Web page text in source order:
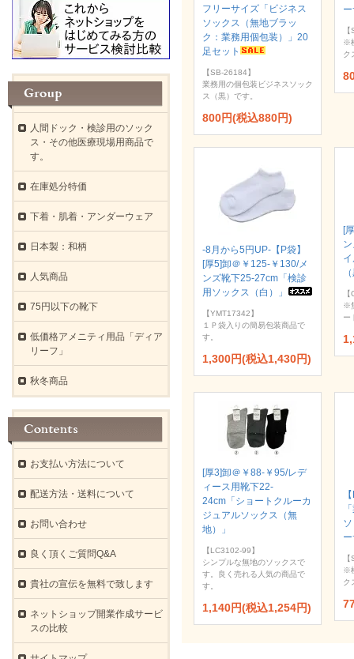
フリーサイズ「ビジネス
ソックス（無地ブラッ
ク：業務用個包装）」20
足セット
【SB-26184】
業務用の個包装ビジネスソック
ス（黒）です。
800円(税込880円)
※
ク
-8月から5円UP-【P袋】
[厚5]卸＠￥125-￥130/メ
ンズ靴下25-27cm「検診
用ソックス（白）」
【YMT17342】
１Ｐ袋入りの簡易包装商品で
す。
1,300円(税込1,430円)
[
※
ー
[厚3]卸＠￥88-￥95/レデ
ィース用靴下22-
24cm「ショートクルーカ
ジュアルソックス（無
地）」
【LC3102-99】
シンプルな無地のソックスで
す。良く売れる人気の商品で
す。
1,140円(税込1,254円)
※
ク
人間ドック・検診用のソック
ス・その他医療現場用商品で
す。
在庫処分特価
下着・肌着・アンダーウェア
日本製：和柄
人気商品
75円以下の靴下
低価格アメニティ用品「ディア
リーフ」
秋冬商品
お支払い方法について
配送方法・送料について
お問い合わせ
良く頂くご質問Q&A
貴社の宣伝を無料で致します
ネットショップ開業作成サービ
スの比較